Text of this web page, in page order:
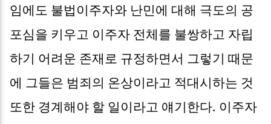
임에도 불법이주자와 난민에 대해 극도의 공
포심을 키우고 이주자 전체를 불쌍하고 자립
하기 어려운 존재로 규정하면서 그렇기 때문
에 그들은 범죄의 온상이라고 적대시하는 것
또한 경계해야 할 일이라고 얘기한다. 이주자